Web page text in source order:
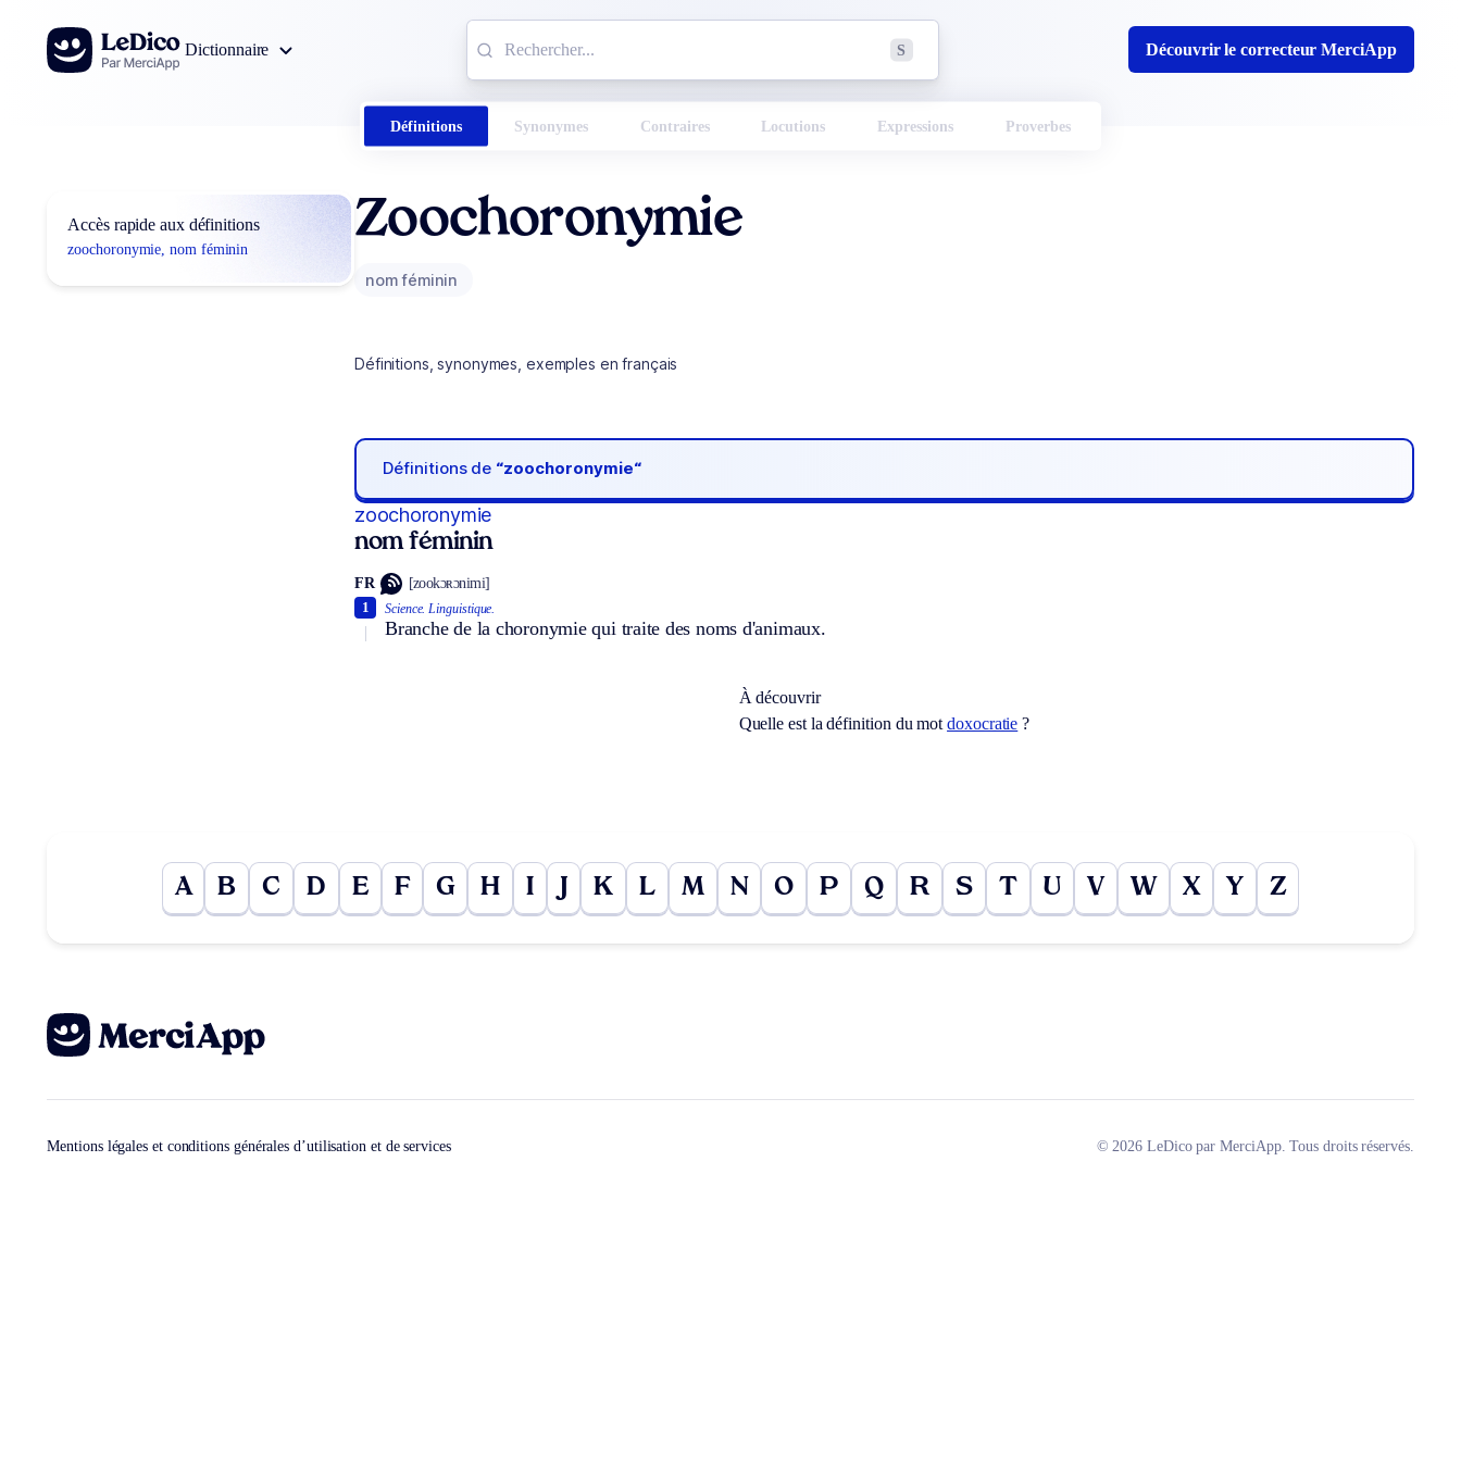
Aller au contenu
Dictionnaire
S Découvrir le correcteur MerciApp
Définitions Synonymes Contraires Locutions Expressions Proverbes
Accès rapide aux définitions
zoochoronymie, nom féminin
Zoochoronymie
nom féminin
Définitions, synonymes, exemples en français
Définitions de “zoochoronymie“
zoochoronymie
nom féminin
FR [zookɔʀɔnimi]
Science. Linguistique.
Branche de la choronymie qui traite des noms d'animaux.
1
À découvrir
Quelle est la définition du motdoxocratie ?
A B C D E F G H I K L M N O P Q R S T U V W X Y Z
Mentions légales et conditions générales d’utilisation et de services © 2026 LeDico par MerciApp. Tous droits réservés.